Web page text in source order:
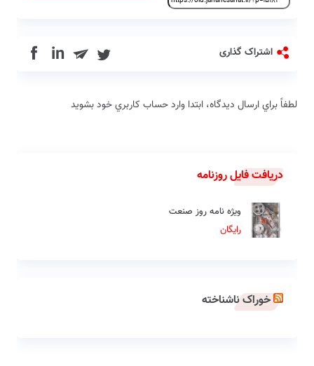
اشتراک گذاری in
لطفاً براي ارسال دیدگاه، ابتدا وارد حساب كاربري خود بشويد
دریافت فایل روزنامه
ویژه نامه روز صنعت
رایگان
خوراک ناشناخته